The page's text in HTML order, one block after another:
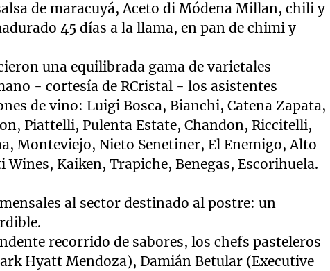
de maracuyá, Aceto di Módena Millan, chili y
45 días a la llama, en pan de chimi y
una equilibrada gama de varietales
- cortesía de RCristal - los asistentes
de vino: Luigi Bosca, Bianchi, Catena Zapata,
Piattelli, Pulenta Estate, Chandon, Riccitelli,
Monteviejo, Nieto Senetiner, El Enemigo, Alto
Kaiken, Trapiche, Benegas, Escorihuela.
al sector destinado al postre: un
recorrido de sabores, los chefs pasteleros
Hyatt Mendoza), Damián Betular (Executive